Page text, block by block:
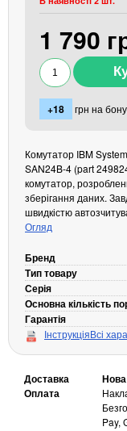
Аксесуари
Хаби і кардридери
Фильтри та стабілізатори
Павербанки
Аксесуари для ноутбуків
Акумулятори
Зовнішні блоки
Периферійні пристрої
Клавіатури, миші,
Відеоспостереження
IP-камери
Автономне живлення
Інвертори напруги
Акумулятори для ДБЖ
1 790
+18 грн на
Комутатор IBM
SAN24B-4 (part
комутатор,
зберігання даних.
швидкістю
Огляд
Бренд
Тип товару
Серія
Основна кількість
Гарантія
ІнструкціяВсі
Доставка
Оплата
Pay,